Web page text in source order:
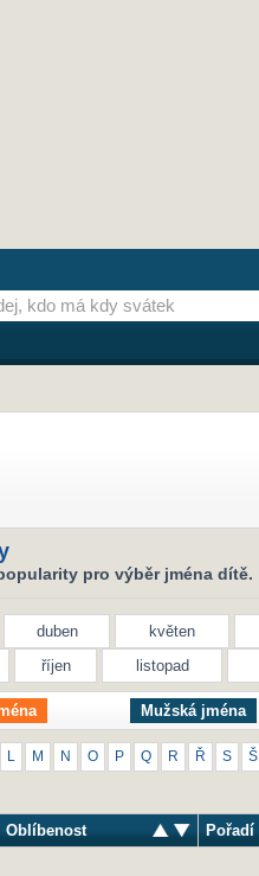
pro výběr jména dítě.
duben květen
říjen listopad
Mužská jména
M N O P Q R Ř S Š
Oblíbenost Pořadí